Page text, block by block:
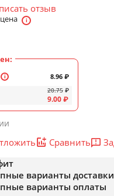
отзыв
8.96 ₽
20.75 ₽
9.00₽
Сравнить
варианты доставки
варианты оплаты